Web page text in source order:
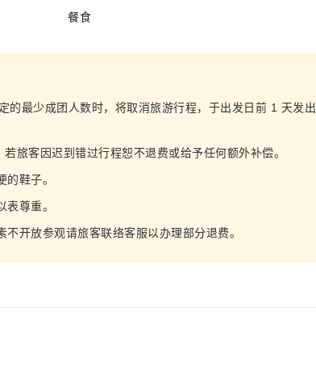
餐食
的最少成团人数时，将取消旅游行程，于出发日前 1 天发出
旅客因迟到错过行程恕不退费或给予任何额外补偿。
鞋子。
尊重。
开放参观请旅客联络客服以办理部分退费。